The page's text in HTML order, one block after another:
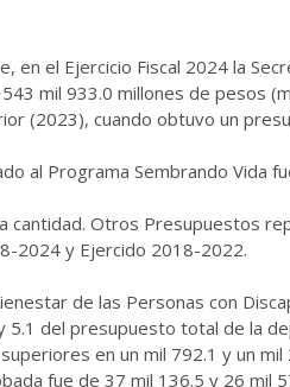
en el Ejercicio Fiscal 2024 la
mil 933.0 millones de pesos
(2023), cuando obtuvo un
al Programa Sembrando Vida
cantidad. Otros Presupuestos
2024 y Ejercido 2018-2022.
de las Personas con
del presupuesto total de la
en un mil 792.1 y un
fue de 37 mil 136.5 y 26 mil